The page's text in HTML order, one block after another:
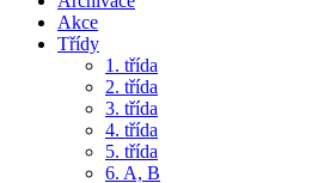
Akce
Třídy
1. třída
2. třída
3. třída
4. třída
5. třída
6. A, B